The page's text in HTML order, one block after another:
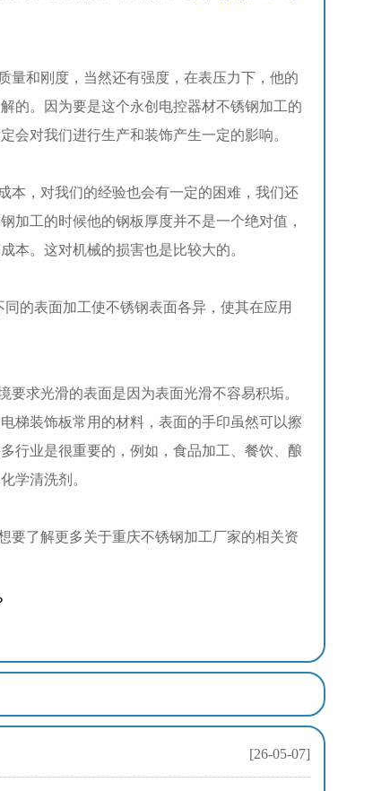
和刚度，当然还有强度，在表压力下，他的
的。因为要是这个永创电控器材不锈钢加工的
会对我们进行生产和装饰产生一定的影响。
，对我们的经验也会有一定的困难，我们还
加工的时候他的钢板厚度并不是一个绝对值，
本。这对机械的损害也是比较大的。
的表面加工使不锈钢表面各异，使其在应用
求光滑的表面是因为表面光滑不容易积垢。
梯装饰板常用的材料，表面的手印虽然可以擦
行业是很重要的，例如，食品加工、餐饮、酿
学清洗剂。
要了解更多关于重庆不锈钢加工厂家的相关资
[26-05-07]